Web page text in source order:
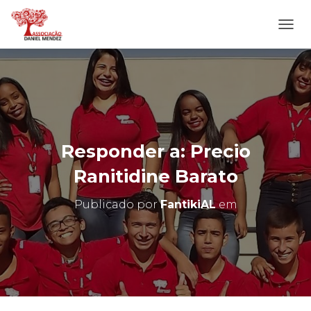
L
T
E
R
N
A
N
A
E
G
O
Responder a: Precio
Ranitidine Barato
Publicado porFantikiALem